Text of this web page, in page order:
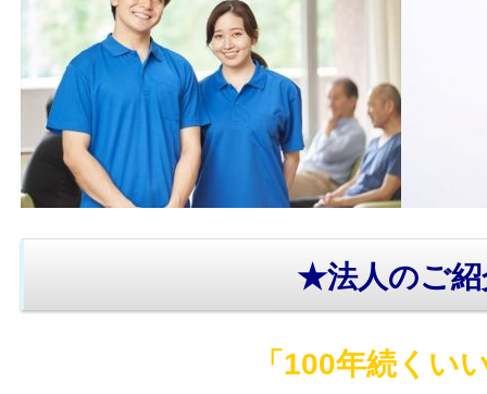
★法人のご
「100年続くい